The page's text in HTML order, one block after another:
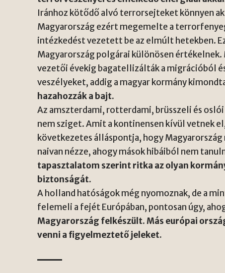
Iránhoz kötődő alvó terrorsejteket könnyen
Magyarország ezért megemelte a
intézkedést vezetett be az elmúlt hetekben.
Magyarország polgárai különösen
vezetői évekig bagatellizálták a migrációból
veszélyeket, addig a magyar kormány
hazahozzák a bajt.
Az amszterdami, rotterdami, brüsszeli és
nem sziget. Amit a kontinensen kívül vetnek
következetes álláspontja, hogy
naivan nézze, ahogy mások hibáiból nem
tapasztalatom szerint ritka az olyan
biztonságát.
A holland hatóságok még nyomoznak, de a
felemeli a fejét Európában, pontosan úgy,
Magyarország felkészült. Más európai
venni a figyelmeztető jeleket.